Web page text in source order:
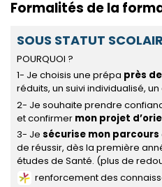
Formalités de la
SOUS STATUT
POURQUOI ?
1- Je choisis une prépa près
réduits, un suivi individualisé,
2- Je souhaite prendre
et confirmer mon projet
3- Jesécurise mon parcours
de réussir, dès la première
études de Santé. (plus de
renforcement des